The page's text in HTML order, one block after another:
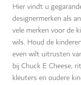
Hier vindt u
designermerken als
vele merken voor de
wils. Houd de
even wilt uitrusten
bij Chuck E Cheese,
kleuters en oudere